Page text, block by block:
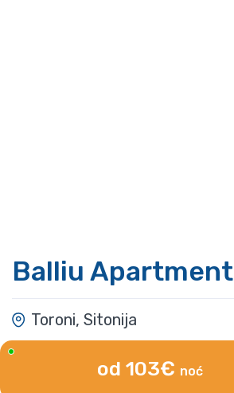
Balliu Apartment
Toroni, Sitonija
od 103€ noć